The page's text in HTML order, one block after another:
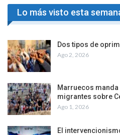
Lo más visto esta
Dos tipos de
Ago 2, 2026
Marruecos
migrantes sobre
Ago 1, 2026
El